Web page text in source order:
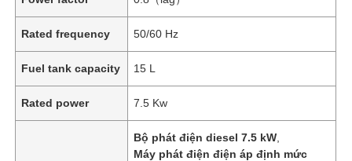
Rated frequency 50/60 Hz
Fuel tank capacity 15 L
Rated power 7.5 Kw
Bộ phát điện diesel 7.5 kW
Máy phát điện điện áp định mức